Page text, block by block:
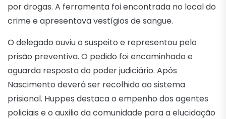
por drogas. A ferramenta foi encontrada no local do
crime e apresentava vestígios de sangue.
O delegado ouviu o suspeito e representou pelo
prisão preventiva. O pedido foi encaminhado e
aguarda resposta do poder judiciário. Após
Nascimento deverá ser recolhido ao sistema
prisional. Huppes destaca o empenho dos agentes
policiais e o auxilio da comunidade para a elucidação